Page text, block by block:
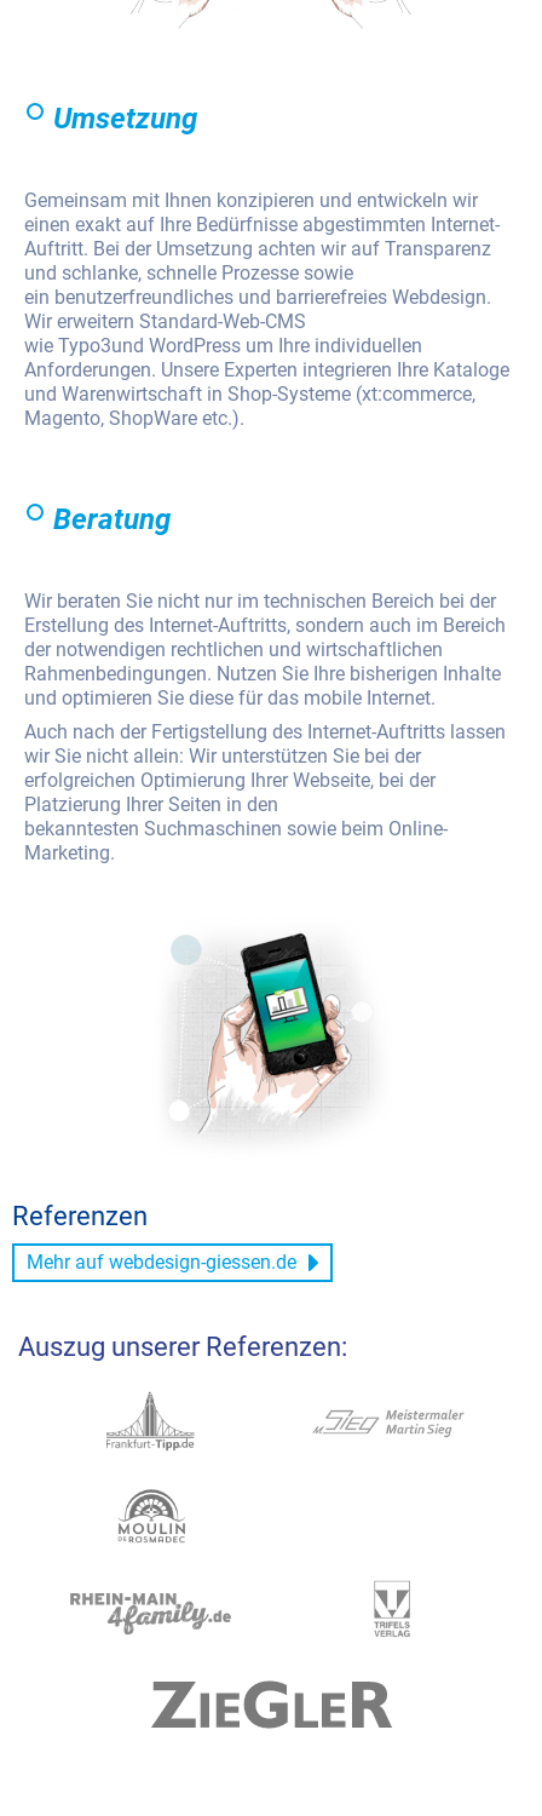
Umsetzung
Gemeinsam mit Ihnen konzipieren und entwickeln wir
einen exakt auf Ihre Bedürfnisse abgestimmten Internet-
Auftritt. Bei der Umsetzung achten wir auf Transparenz
und schlanke, schnelle Prozesse sowie
ein benutzerfreundliches und barrierefreies Webdesign.
Wir erweitern Standard-Web-CMS
wie Typo3und WordPress um Ihre individuellen
Anforderungen. Unsere Experten integrieren Ihre Kataloge
und Warenwirtschaft in Shop-Systeme (xt:commerce,
Magento, ShopWare etc.).
Beratung
Wir beraten Sie nicht nur im technischen Bereich bei der
Erstellung des Internet-Auftritts, sondern auch im Bereich
der notwendigen rechtlichen und wirtschaftlichen
Rahmenbedingungen. Nutzen Sie Ihre bisherigen Inhalte
und optimieren Sie diese für das mobile Internet.
Auch nach der Fertigstellung des Internet-Auftritts lassen
wir Sie nicht allein: Wir unterstützen Sie bei der
erfolgreichen Optimierung Ihrer Webseite, bei der
Platzierung Ihrer Seiten in den
bekanntesten Suchmaschinen sowie beim Online-
Marketing.
Referenzen
Mehr auf webdesign-giessen.de
Auszug unserer Referenzen: